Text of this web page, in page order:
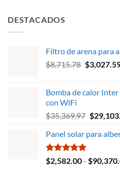
DESTACADOS
Filtro de arena para
$8,715.78 El
era:
$
Bomba de calor
con WiFi
$35,369.97 El
original
$
Panel solar para
Valorado
con
$2,582.00- $